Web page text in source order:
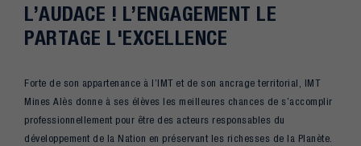
L’AUDACE ! L’ENGAGEMENT LE
PARTAGE L'EXCELLENCE
Forte de son appartenance à l’IMT et de son ancrage territorial, IMT
Mines Alès donne à ses élèves les meilleures chances de s’accomplir
professionnellement pour être des acteurs responsables du
développement de la Nation en préservant les richesses de la Planète.